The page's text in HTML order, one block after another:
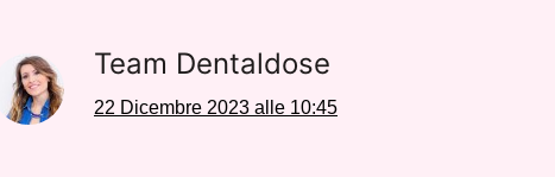
Team Dentaldose
22 Dicembre 2023 alle 10:45